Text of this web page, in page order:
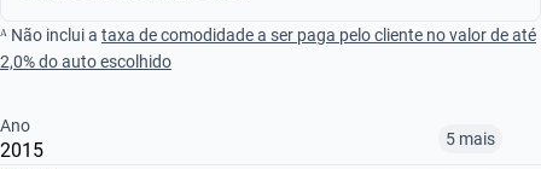
ᴬ Não inclui a taxa de comodidade a ser paga pelo cliente no valor de até
2,0% do auto escolhido
Ano
2015 5 mais